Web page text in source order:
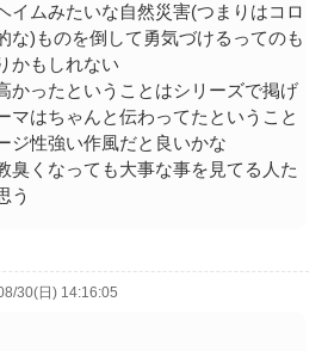
イムみたいな自然災害(つまりはコロ
な)ものを倒して勇気づけるってのも
かもしれない
かったということはシリーズで掲げ
マはちゃんと伝わってたということ
ジ性強い作風だと良いかな
臭くなっても大事な事を見てる人た
う
30(日) 14:16:05